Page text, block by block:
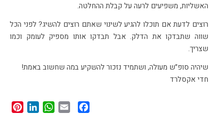
האשליות, משפיעים לרעה על קבלת ההחלטה.
רוצים לדעת אם תוכלו להגיע לשינוי שאתם רוצים להשיג? לפני הכל
שווה שתבדקו את הדלק. אבל תבדקו אותו מספיק לעומק וכמו
שצריך.
שיהיה סופ”ש מעולה, ושתמיד נזכור להשקיע במה שחשוב באמת!
חדי אקסלרד
Facebook
Email